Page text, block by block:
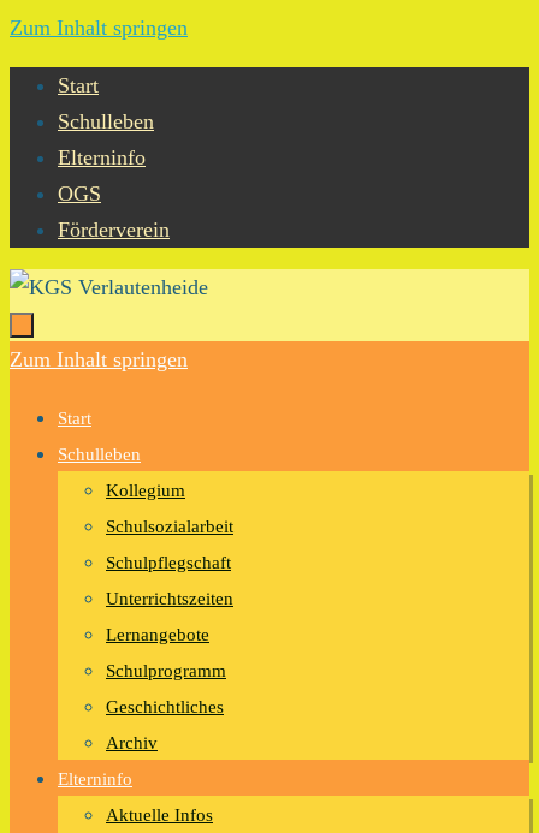
Zum Inhalt springen
Start
Schulleben
Elterninfo
OGS
Förderverein
Zum Inhalt springen
Start
Schulleben
Kollegium
Schulsozialarbeit
Schulpflegschaft
Unterrichtszeiten
Lernangebote
Schulprogramm
Geschichtliches
Archiv
Elterninfo
Aktuelle Infos